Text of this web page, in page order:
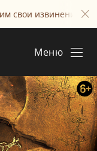
извинения
Меню